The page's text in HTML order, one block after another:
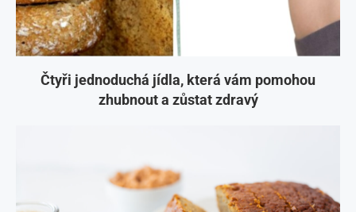
Čtyři jednoduchá jídla, která vám pomohou
zhubnout a zůstat zdravý